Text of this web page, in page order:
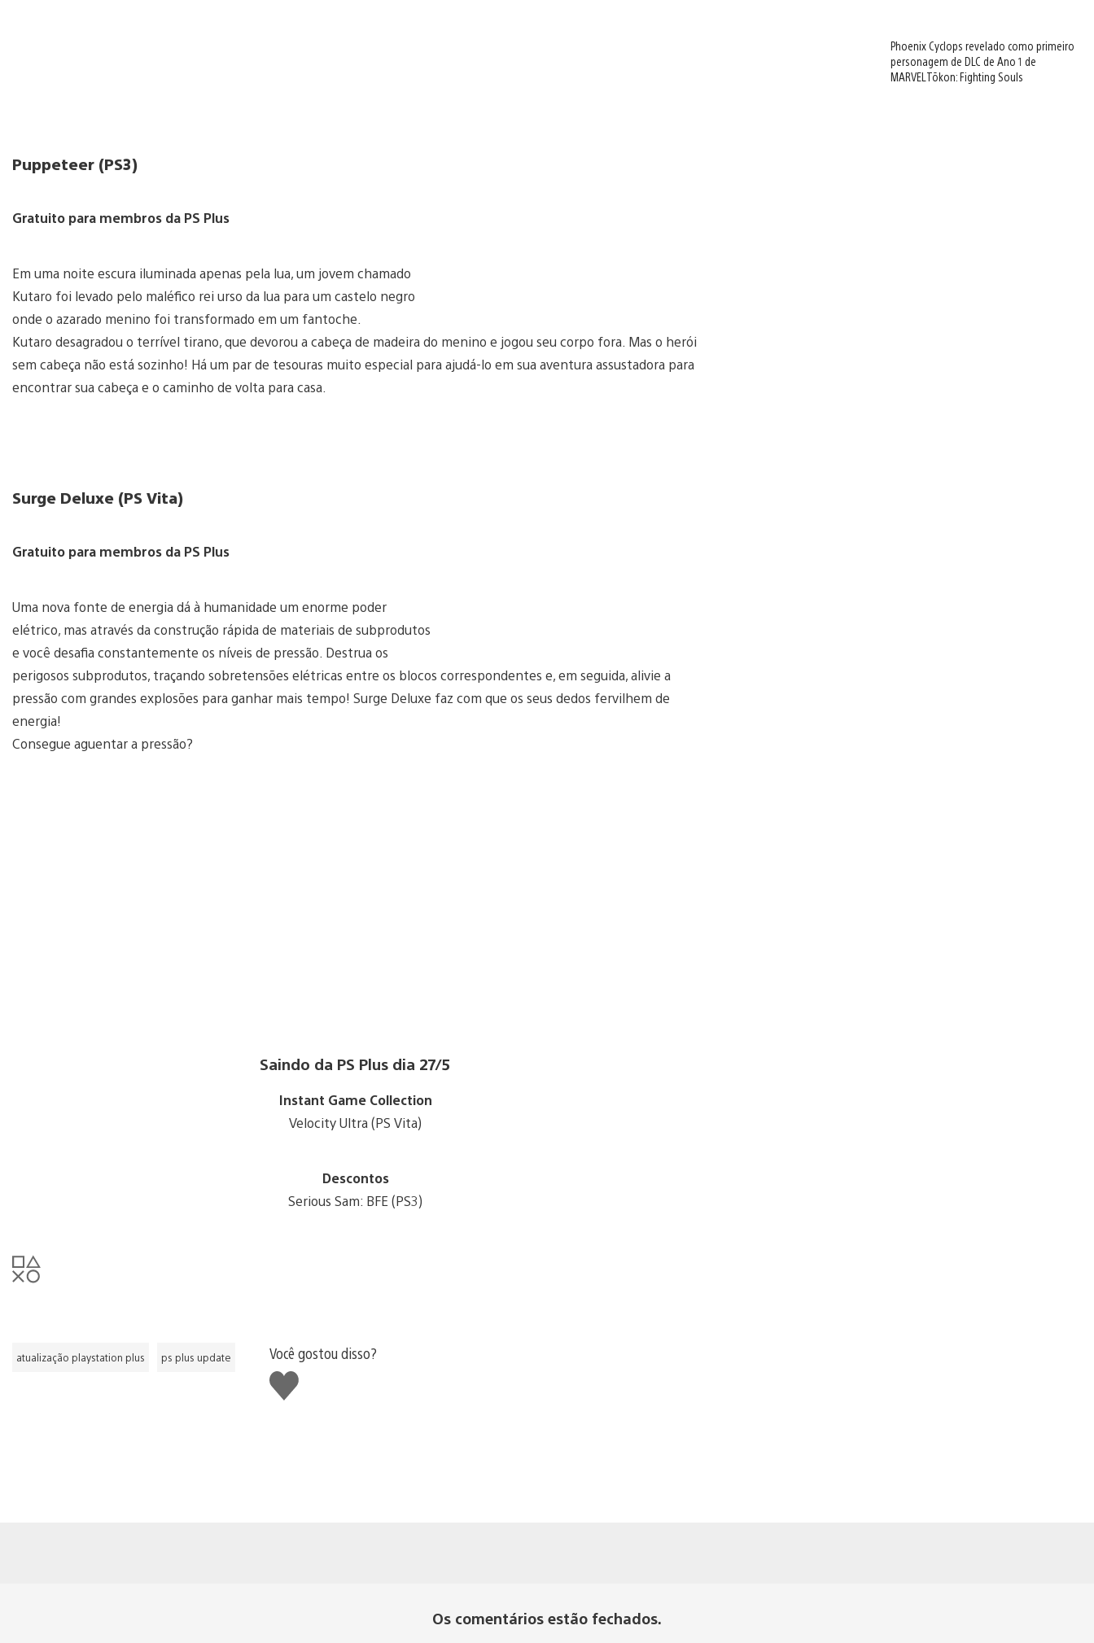
Puppeteer (PS3)
Gratuito para membros da PS Plus
Em uma noite escura iluminada apenas pela lua, um jovem chamado
Kutaro foi levado pelo maléfico rei urso da lua para um castelo negro
onde o azarado menino foi transformado em um fantoche.
Kutaro desagradou o terrível tirano, que devorou a cabeça de madeira do menino e jogou seu corpo fora. Mas o herói
sem cabeça não está sozinho! Há um par de tesouras muito especial para ajudá-lo em sua aventura assustadora para
encontrar sua cabeça e o caminho de volta para casa.
Surge Deluxe (PS Vita)
Gratuito para membros da PS Plus
Uma nova fonte de energia dá à humanidade um enorme poder
elétrico, mas através da construção rápida de materiais de subprodutos
e você desafia constantemente os níveis de pressão. Destrua os
perigosos subprodutos, traçando sobretensões elétricas entre os blocos correspondentes e, em seguida, alivie a
pressão com grandes explosões para ganhar mais tempo! Surge Deluxe faz com que os seus dedos fervilhem de
energia!
Consegue aguentar a pressão?
Saindo da PS Plus dia 27/5
Instant Game Collection
Velocity Ultra (PS Vita)
Descontos
Serious Sam: BFE (PS3)
atualização playstation plus ps plus update
Você gostou disso?
Curtir
Phoenix Cyclops revelado como primeiro
personagem de DLC de Ano 1 de
MARVEL Tōkon: Fighting Souls
Os comentários estão fechados.